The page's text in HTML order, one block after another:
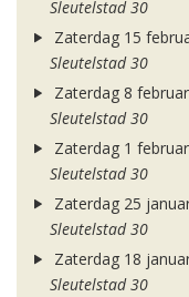
Sleutelstad 30
Zaterdag 15
Sleutelstad 30
Zaterdag 8
Sleutelstad 30
Zaterdag 1
Sleutelstad 30
Zaterdag 25
Sleutelstad 30
Zaterdag 18
Sleutelstad 30